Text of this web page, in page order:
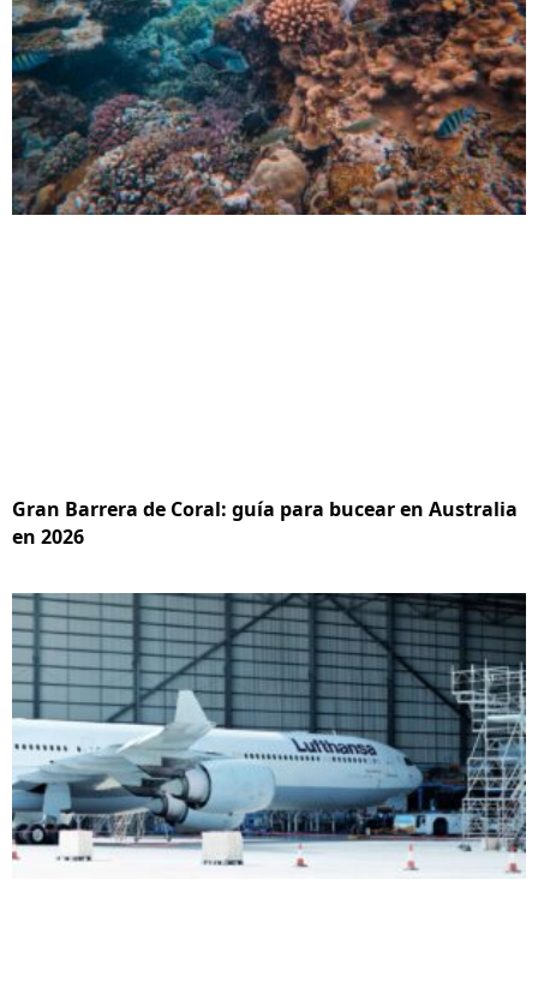
Gran Barrera de Coral: guía para bucear en Australia
en 2026